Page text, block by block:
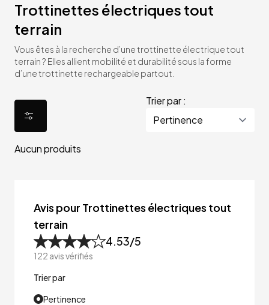
Trottinettes électriques tout
terrain
Vous êtes à la recherche d’une trottinette électrique tout
terrain ? Elles allient mobilité et durabilité sous la forme
d’une trottinette rechargeable partout.
Trier par :
Aucun produits
Avis pour Trottinettes électriques tout
terrain
4.53/5
122 avis vérifiés
Trier par
Pertinence